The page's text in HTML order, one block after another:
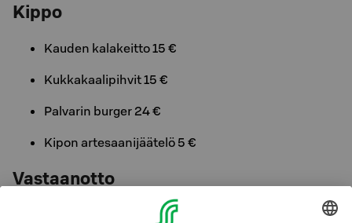
Kippo
Kauden kalakeitto 15 €
Kukkakaalipihvit 15 €
Palvarin burger 24 €
Kipon artesaanijäätelö 5 €
Vastaanotto
Päivän iltapäivälehdet sekä kahvi ja tee